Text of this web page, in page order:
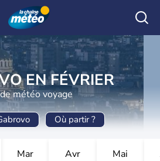
EN FÉVRIER
météo voyage
Où partir ?
Mar Avr Mai